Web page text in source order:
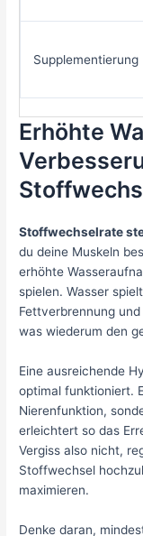
Supplementierung
Erhöhte
Stoffwechselrate
du deine Muskeln
erhöhte
spielen. Wasser
Fettverbrennung
was wiederum den
Eine ausreichende
optimal funktioniert.
Nierenfunktion,
erleichtert so das
Vergiss also nicht,
Stoffwechsel
maximieren.
Denke daran,